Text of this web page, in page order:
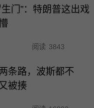
门”：特朗普这出戏
阅读 3843
条路，波斯都不
被揍